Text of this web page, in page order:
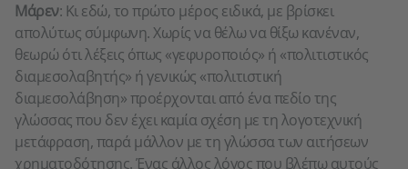
Μάρεν: Κι εδώ, το πρώτο μέρος ειδικά, με βρίσκει
απολύτως σύμφωνη. Χωρίς να θέλω να θίξω κανέναν,
θεωρώ ότι λέξεις όπως «γεφυροποιός» ή «πολιτιστικός
διαμεσολαβητής» ή γενικώς «πολιτιστική
διαμεσολάβηση» προέρχονται από ένα πεδίο της
γλώσσας που δεν έχει καμία σχέση με τη λογοτεχνική
μετάφραση, παρά μάλλον με τη γλώσσα των αιτήσεων
χρηματοδότησης. Ένας άλλος λόγος που βλέπω αυτούς